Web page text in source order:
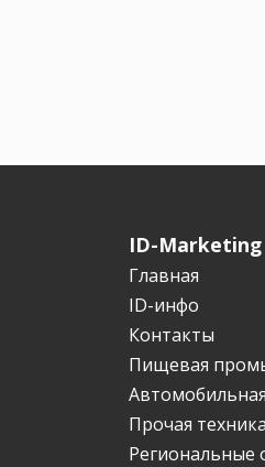
ID-Marketing
Главная
ID-инфо
Контакты
Пищевая
Прочая
Региональные